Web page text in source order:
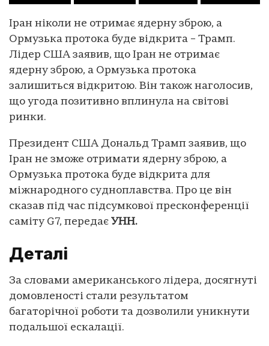
Іран ніколи не отримає ядерну зброю, а
Ормузька протока буде відкрита – Трамп.
Лідер США заявив, що Іран не отримає
ядерну зброю, а Ормузька протока
залишиться відкритою. Він також наголосив,
що угода позитивно вплинула на світові
ринки.
Президент США Дональд Трамп заявив, що
Іран не зможе отримати ядерну зброю, а
Ормузька протока буде відкрита для
міжнародного судноплавства. Про це він
сказав під час підсумкової пресконференції
саміту G7, передає УНН.
Деталі
За словами американського лідера, досягнуті
домовленості стали результатом
багаторічної роботи та дозволили уникнути
подальшої ескалації.